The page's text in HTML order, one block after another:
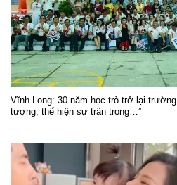
Vĩnh Long: 30 năm học trò trở lại
tượng, thể hiện sự trân trọng…”